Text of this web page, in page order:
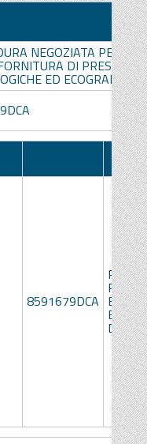
NEGOZIATA PER
DI
ED
8591679DCA ED